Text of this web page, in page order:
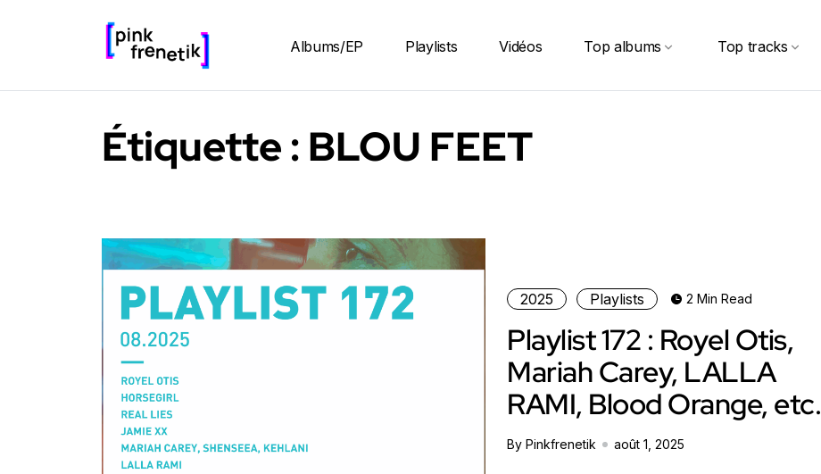
Albums/EP Playlists Vidéos Top albums Top tracks
Étiquette : BLOU FEET
2025 Playlists 2 Min Read
Playlist 172 : Royel Otis,
Mariah Carey, LALLA
RAMI, Blood Orange, etc.
By Pinkfrenetik août 1, 2025